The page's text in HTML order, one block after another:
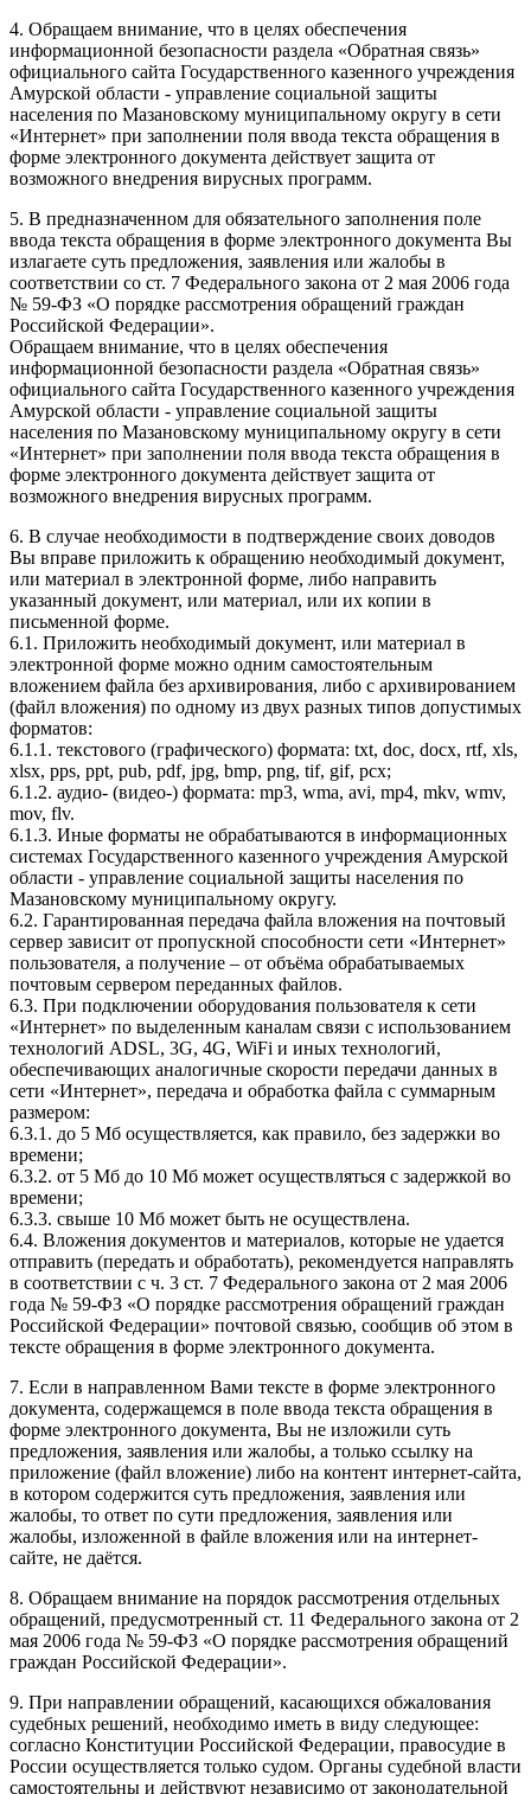
4. Обращаем внимание, что в целях обеспечения
информационной безопасности раздела «Обратная связь»
официального сайта Государственного казенного учреждения
Амурской области - управление социальной защиты
населения по Мазановскому муниципальному округу в сети
«Интернет» при заполнении поля ввода текста обращения в
форме электронного документа действует защита от
возможного внедрения вирусных программ.
5. В предназначенном для обязательного заполнения поле
ввода текста обращения в форме электронного документа Вы
излагаете суть предложения, заявления или жалобы в
соответствии со ст. 7 Федерального закона от 2 мая 2006 года
№ 59-ФЗ «О порядке рассмотрения обращений граждан
Российской Федерации».
Обращаем внимание, что в целях обеспечения
информационной безопасности раздела «Обратная связь»
официального сайта Государственного казенного учреждения
Амурской области - управление социальной защиты
населения по Мазановскому муниципальному округу в сети
«Интернет» при заполнении поля ввода текста обращения в
форме электронного документа действует защита от
возможного внедрения вирусных программ.
6. В случае необходимости в подтверждение своих доводов
Вы вправе приложить к обращению необходимый документ,
или материал в электронной форме, либо направить
указанный документ, или материал, или их копии в
письменной форме.
6.1. Приложить необходимый документ, или материал в
электронной форме можно одним самостоятельным
вложением файла без архивирования, либо с архивированием
(файл вложения) по одному из двух разных типов допустимых
форматов:
6.1.1. текстового (графического) формата: txt, doc, docx, rtf, xls,
xlsx, pps, ppt, pub, pdf, jpg, bmp, png, tif, gif, pcx;
6.1.2. аудио- (видео-) формата: mp3, wma, avi, mp4, mkv, wmv,
mov, flv.
6.1.3. Иные форматы не обрабатываются в информационных
системах Государственного казенного учреждения Амурской
области - управление социальной защиты населения по
Мазановскому муниципальному округу.
6.2. Гарантированная передача файла вложения на почтовый
сервер зависит от пропускной способности сети «Интернет»
пользователя, а получение – от объёма обрабатываемых
почтовым сервером переданных файлов.
6.3. При подключении оборудования пользователя к сети
«Интернет» по выделенным каналам связи с использованием
технологий ADSL, 3G, 4G, WiFi и иных технологий,
обеспечивающих аналогичные скорости передачи данных в
сети «Интернет», передача и обработка файла с суммарным
размером:
6.3.1. до 5 Мб осуществляется, как правило, без задержки во
времени;
6.3.2. от 5 Мб до 10 Мб может осуществляться с задержкой во
времени;
6.3.3. свыше 10 Мб может быть не осуществлена.
6.4. Вложения документов и материалов, которые не удается
отправить (передать и обработать), рекомендуется направлять
в соответствии с ч. 3 ст. 7 Федерального закона от 2 мая 2006
года № 59-ФЗ «О порядке рассмотрения обращений граждан
Российской Федерации» почтовой связью, сообщив об этом в
тексте обращения в форме электронного документа.
7. Если в направленном Вами тексте в форме электронного
документа, содержащемся в поле ввода текста обращения в
форме электронного документа, Вы не изложили суть
предложения, заявления или жалобы, а только ссылку на
приложение (файл вложение) либо на контент интернет-сайта,
в котором содержится суть предложения, заявления или
жалобы, то ответ по сути предложения, заявления или
жалобы, изложенной в файле вложения или на интернет-
сайте, не даётся.
8. Обращаем внимание на порядок рассмотрения отдельных
обращений, предусмотренный ст. 11 Федерального закона от 2
мая 2006 года № 59-ФЗ «О порядке рассмотрения обращений
граждан Российской Федерации».
9. При направлении обращений, касающихся обжалования
судебных решений, необходимо иметь в виду следующее:
согласно Конституции Российской Федерации, правосудие в
России осуществляется только судом. Органы судебной власти
самостоятельны и действуют независимо от законодательной